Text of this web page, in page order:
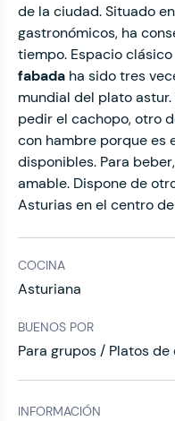
de la ciudad. Situado
gastronómicos, ha
tiempo. Espacio
fabada ha sido tres
mundial del plato astur.
pedir el cachopo, otro
con hambre porque es
disponibles. Para beber,
amable. Dispone de
Asturias en el centro
COCINA
Asturiana
BUENOS POR
Para grupos / Platos
INFORMACIÓN